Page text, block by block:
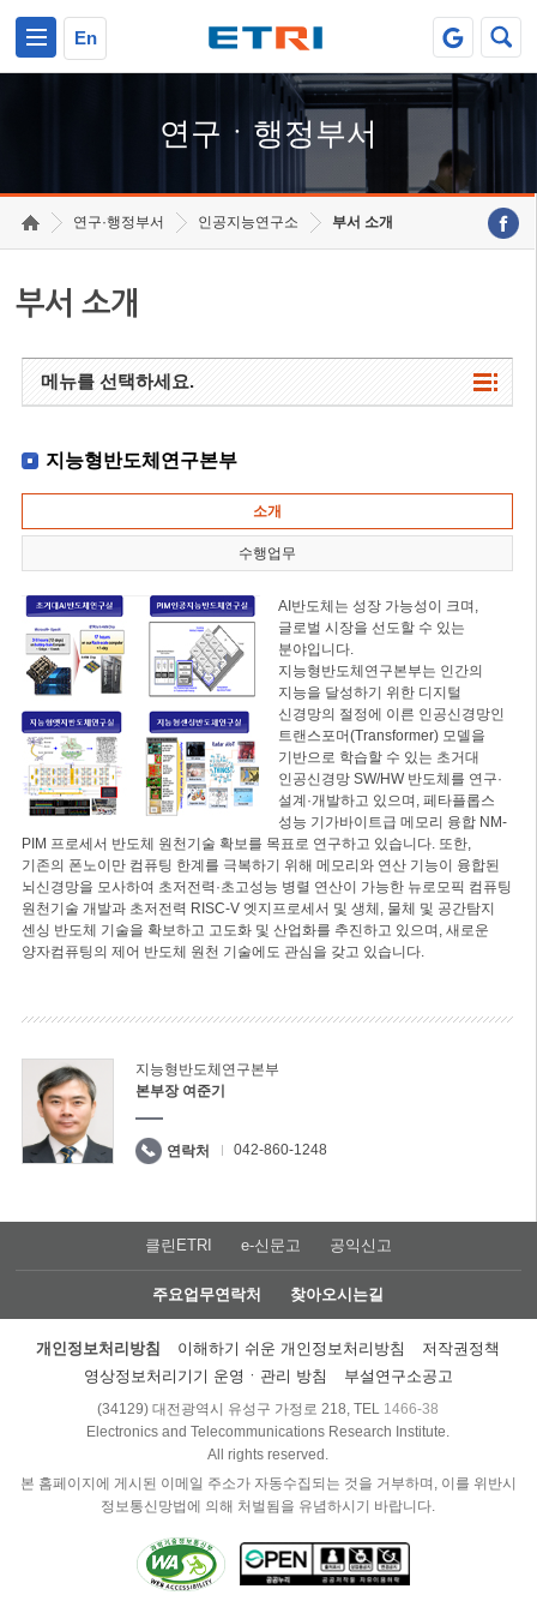
En
연구ㆍ행정부서
연구·행정부서 인공지능연구소 부서 소개
부서 소개
메뉴를 선택하세요.
지능형반도체연구본부
소개
수행업무
AI반도체는 성장 가능성이 크며,
글로벌 시장을 선도할 수 있는
분야입니다.
지능형반도체연구본부는 인간의
지능을 달성하기 위한 디지털
신경망의 절정에 이른 인공신경망인
트랜스포머(Transformer) 모델을
기반으로 학습할 수 있는 초거대
인공신경망 SW/HW 반도체를 연구·
설계·개발하고 있으며, 페타플롭스
성능 기가바이트급 메모리 융합 NM-
PIM 프로세서 반도체 원천기술 확보를 목표로 연구하고 있습니다. 또한,
기존의 폰노이만 컴퓨팅 한계를 극복하기 위해 메모리와 연산 기능이 융합된
뇌신경망을 모사하여 초저전력·초고성능 병렬 연산이 가능한 뉴로모픽 컴퓨팅
원천기술 개발과 초저전력 RISC-V 엣지프로세서 및 생체, 물체 및 공간탐지
센싱 반도체 기술을 확보하고 고도화 및 산업화를 추진하고 있으며, 새로운
양자컴퓨팅의 제어 반도체 원천 기술에도 관심을 갖고 있습니다.
지능형반도체연구본부
본부장 여준기
연락처 042-860-1248
클린ETRI e-신문고 공익신고
주요업무연락처 찾아오시는길
개인정보처리방침 이해하기 쉬운 개인정보처리방침
저작권정책
영상정보처리기기 운영ㆍ관리 방침
부설연구소공고
(34129) 대전광역시 유성구 가정로 218, TEL 1466-38
Electronics and Telecommunications Research Institute.
All rights reserved.
본 홈페이지에 게시된 이메일 주소가 자동수집되는 것을 거부하며, 이를 위반시
정보통신망법에 의해 처벌됨을 유념하시기 바랍니다.